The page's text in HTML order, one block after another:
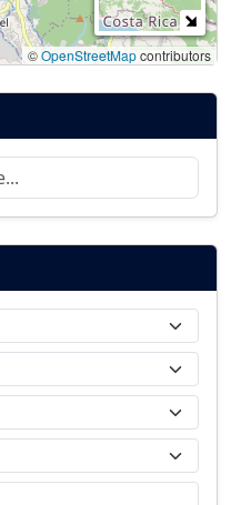
©OpenStreetMapcontributors